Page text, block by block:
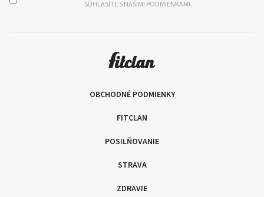
SÚHLASÍTE S NAŠIMI PODMIENKAMI.
OBCHODNÉ PODMIENKY
FITCLAN
POSILŇOVANIE
STRAVA
ZDRAVIE